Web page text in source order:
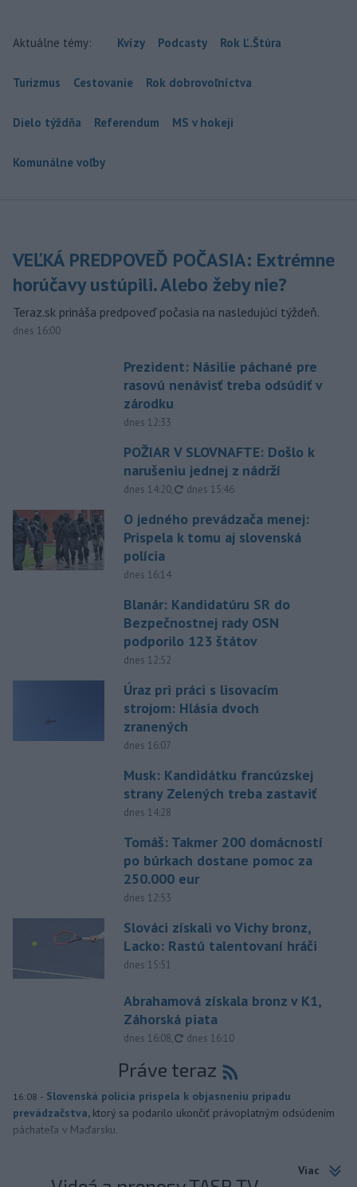
Aktuálne témy: Kvízy Podcasty Rok Ľ.Štúra
Turizmus Cestovanie Rok dobrovoľníctva
Dielo týždňa Referendum MS v hokeji
Komunálne voľby
VEĽKÁ PREDPOVEĎ POČASIA: Extrémne
horúčavy ustúpili. Alebo žeby nie?
Teraz.sk prináša predpoveď počasia na nasledujúci týždeň.
dnes 16:00
Prezident: Násilie páchané pre
rasovú nenávisť treba odsúdiť v
zárodku
dnes 12:33
POŽIAR V SLOVNAFTE: Došlo k
narušeniu jednej z nádrží
dnes 14:20, aktualizované
dnes 15:46
O jedného prevádzača menej:
Prispela k tomu aj slovenská
polícia
dnes 16:14
Blanár: Kandidatúru SR do
Bezpečnostnej rady OSN
podporilo 123 štátov
dnes 12:52
Úraz pri práci s lisovacím
strojom: Hlásia dvoch
zranených
dnes 16:07
Musk: Kandidátku francúzskej
strany Zelených treba zastaviť
dnes 14:28
Tomáš: Takmer 200 domácností
po búrkach dostane pomoc za
250.000 eur
dnes 12:53
Slováci získali vo Vichy bronz,
Lacko: Rastú talentovaní hráči
dnes 15:51
Abrahamová získala bronz v K1,
Záhorská piata
dnes 16:08, aktualizované
dnes 16:10
Práve teraz
16:08 - Slovenská polícia prispela k objasneniu prípadu
prevádzačstva, ktorý sa podarilo ukončiť právoplatným odsúdením
páchateľa v Maďarsku.
Viac